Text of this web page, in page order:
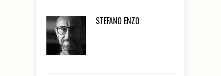
STEFANO ENZO